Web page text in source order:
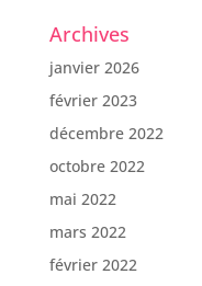
Archives
janvier 2026
février 2023
décembre 2022
octobre 2022
mai 2022
mars 2022
février 2022